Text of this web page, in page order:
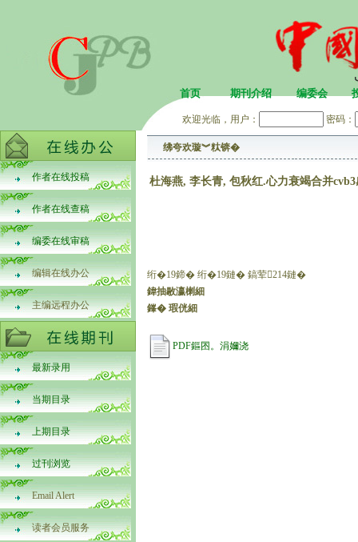
首页 期刊介绍 编委会
欢迎光临，用户： 密码：
作者在线投稿
作者在线查稿
编委在线审稿
编辑在线办公
主编远程办公
最新录用
当期目录
上期目录
过刊浏览
Email Alert
读者会员服务
绋夸欢璇︾粏锛�
杜海燕, 李长青, 包秋红.心力衰竭合并
绗�19鍗� 绗�19鏈� 鎬荤214鏈�
鍏抽敭瀛楋細
鎽� 瑕侊細
PDF鏂囨。涓嬭浇